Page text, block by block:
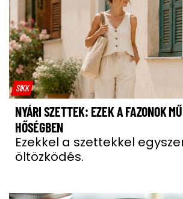
SIKK
NYÁRI SZETTEK: EZEK A FAZONOK
HŐSÉGBEN
Ezekkel a szettekkel
öltözködés.